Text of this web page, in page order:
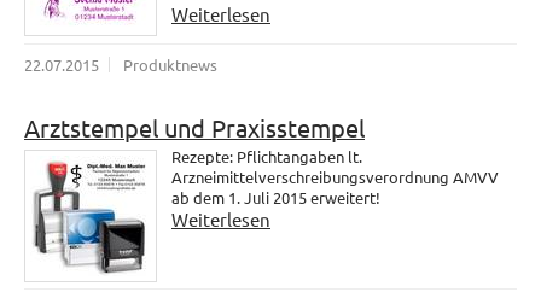
Weiterlesen
22.07.2015 Produktnews
Arztstempel und Praxisstempel
Rezepte: Pflichtangaben lt.
Arzneimittelverschreibungsverordnung AMVV
ab dem 1. Juli 2015 erweitert!
Weiterlesen